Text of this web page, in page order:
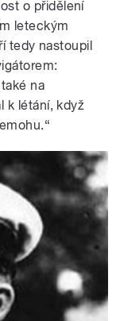
o přidělení
leteckým
tedy nastoupil
na
k létání, když